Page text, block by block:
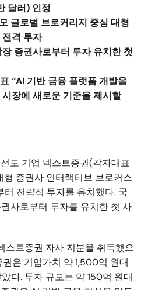
달러) 인정
글로벌 브로커리지 중심 대형
격 투자
증권사로부터 투자 유치한 첫
“AI 기반 금융 플랫폼 개발을
장에 새로운 기준을 제시할
도 기업 넥스트증권(각자대표
증권사 인터랙티브 브로커스
전략적 투자를 유치했다. 국
사로부터 투자를 유치한 첫 사
스트증권 자사 지분을 취득했으
은 기업가치 약 1,500억 원대
다. 투자 규모는 약 150억 원대